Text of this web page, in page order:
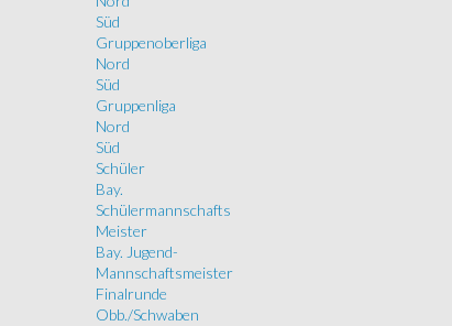
Süd
Gruppenoberliga
Nord
Süd
Gruppenliga
Nord
Süd
Schüler
Bay.
Schülermannschafts
Meister
Bay. Jugend-
Mannschaftsmeister
Finalrunde
Obb./Schwaben